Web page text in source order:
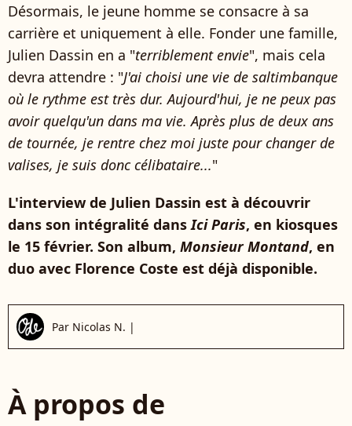
Désormais, le jeune homme se consacre à sa
carrière et uniquement à elle. Fonder une famille,
Julien Dassin en a "terriblement envie", mais cela
devra attendre : "J'ai choisi une vie de saltimbanque
où le rythme est très dur. Aujourd'hui, je ne peux pas
avoir quelqu'un dans ma vie. Après plus de deux ans
de tournée, je rentre chez moi juste pour changer de
valises, je suis donc célibataire..."
L'interview de Julien Dassin est à découvrir
dans son intégralité dansIci Paris, en kiosques
le 15 février. Son album, Monsieur Montand, en
duo avec Florence Coste est déjà disponible.
Par Nicolas N. |
À propos de